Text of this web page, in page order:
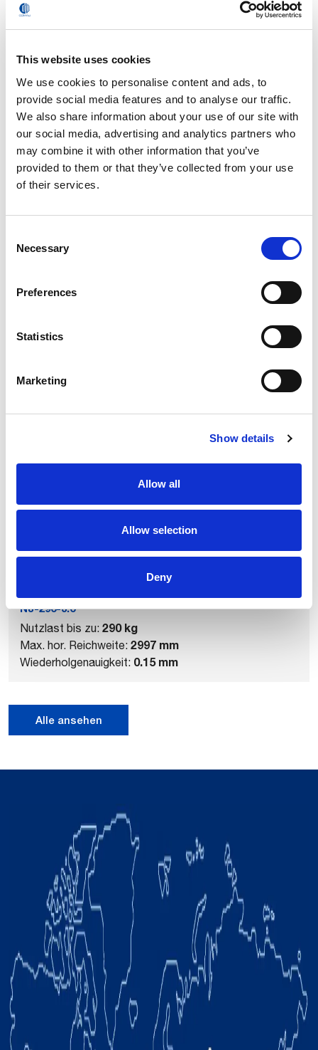
This website uses cookies
We use cookies to personalise content and ads, to
provide social media features and to analyse our traffic.
We also share information about your use of our site with
our social media, advertising and analytics partners who
may combine it with other information that you’ve
provided to them or that they’ve collected from your use
of their services.
Selection
Necessary
Preferences
Statistics
Marketing
Show details
Allow all
Allow selection
Deny
Externe Achsen
Verfahrachsen
Verwandte Produkte
NJ-290-3.0
Nutzlast bis zu: 290 kg
Max. hor. Reichweite: 2997 mm
Wiederholgenauigkeit: 0.15 mm
Alle ansehen